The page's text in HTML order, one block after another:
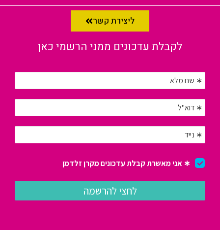
ליצירת קשר
לקבלת עדכונים ממני הרשמי כאן